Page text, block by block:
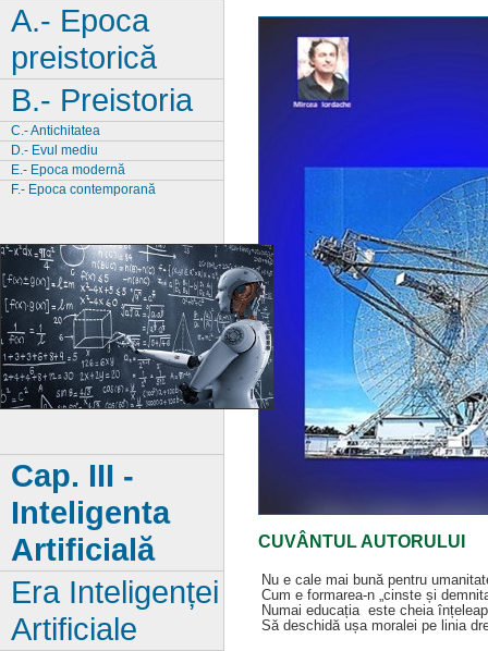
CUVÂNTUL AUTORULUI
Nu e cale mai bună pentru
Cum e formarea-n „cinste și
Numai educația este cheia
Să deschidă ușa moralei pe linia
A.- Epoca
preistorică
B.- Preistoria
C.- Antichitatea
D.- Evul mediu
E.- Epoca modernă
F.- Epoca contemporană
Cap. III -
Inteligenta
Artificială
Era Inteligenței
Artificiale